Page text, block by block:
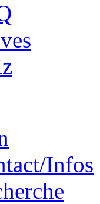
Infos